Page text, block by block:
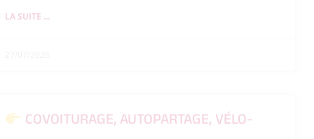
LA SUITE ...
COVOITURAGE, AUTOPARTAGE, VÉLO-